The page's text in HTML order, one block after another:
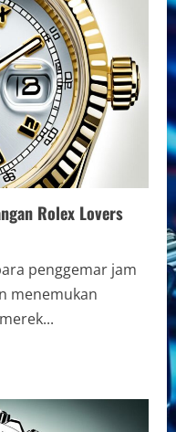
Rolex Lovers
penggemar jam
menemukan